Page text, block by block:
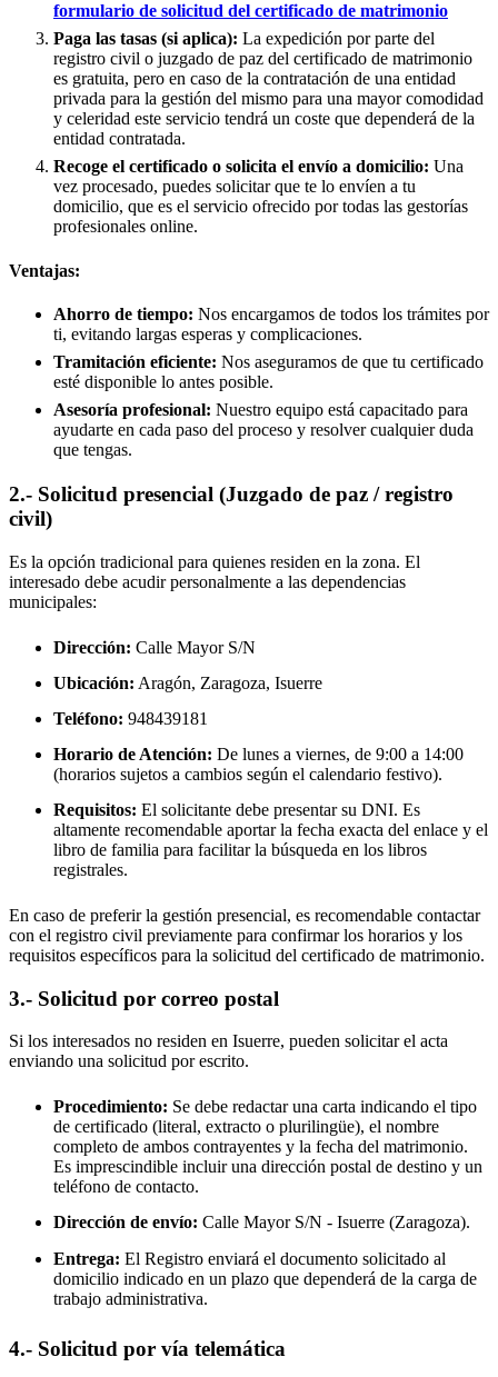
formulario de solicitud del certificado de matrimonio
Paga las tasas (si aplica): La expedición por parte del
registro civil o juzgado de paz del certificado de matrimonio
es gratuita, pero en caso de la contratación de una entidad
privada para la gestión del mismo para una mayor comodidad
y celeridad este servicio tendrá un coste que dependerá de la
entidad contratada.
Recoge el certificado o solicita el envío a domicilio: Una
vez procesado, puedes solicitar que te lo envíen a tu
domicilio, que es el servicio ofrecido por todas las gestorías
profesionales online.
Ventajas:
Ahorro de tiempo: Nos encargamos de todos los trámites por
ti, evitando largas esperas y complicaciones.
Tramitación eficiente: Nos aseguramos de que tu certificado
esté disponible lo antes posible.
Asesoría profesional: Nuestro equipo está capacitado para
ayudarte en cada paso del proceso y resolver cualquier duda
que tengas.
2.- Solicitud presencial (Juzgado de paz / registro
civil)
Es la opción tradicional para quienes residen en la zona. El
interesado debe acudir personalmente a las dependencias
municipales:
Dirección: Calle Mayor S/N
Ubicación: Aragón, Zaragoza, Isuerre
Teléfono: 948439181
Horario de Atención: De lunes a viernes, de 9:00 a 14:00
(horarios sujetos a cambios según el calendario festivo).
Requisitos: El solicitante debe presentar su DNI. Es
altamente recomendable aportar la fecha exacta del enlace y el
libro de familia para facilitar la búsqueda en los libros
registrales.
En caso de preferir la gestión presencial, es recomendable contactar
con el registro civil previamente para confirmar los horarios y los
requisitos específicos para la solicitud del certificado de matrimonio.
3.- Solicitud por correo postal
Si los interesados no residen en Isuerre, pueden solicitar el acta
enviando una solicitud por escrito.
Procedimiento: Se debe redactar una carta indicando el tipo
de certificado (literal, extracto o plurilingüe), el nombre
completo de ambos contrayentes y la fecha del matrimonio.
Es imprescindible incluir una dirección postal de destino y un
teléfono de contacto.
Dirección de envío: Calle Mayor S/N - Isuerre (Zaragoza).
Entrega: El Registro enviará el documento solicitado al
domicilio indicado en un plazo que dependerá de la carga de
trabajo administrativa.
4.- Solicitud por vía telemática